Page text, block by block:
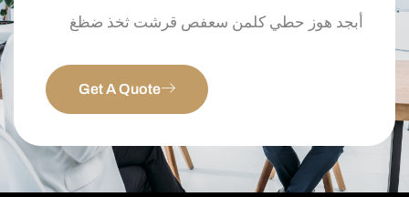
أبجد هوز حطي كلمن سعفص قرشت ثخذ ضظغ
Get A Quote